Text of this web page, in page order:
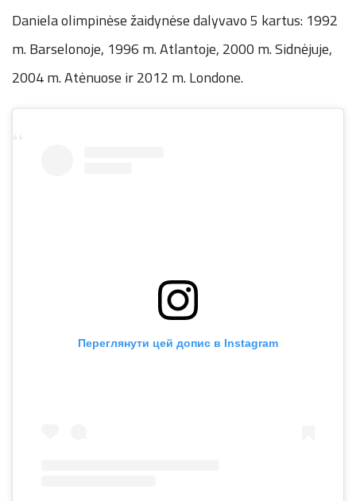
Daniela olimpinėse žaidynėse dalyvavo 5 kartus: 1992
m. Barselonoje, 1996 m. Atlantoje, 2000 m. Sidnėjuje,
2004 m. Atėnuose ir 2012 m. Londone.
Переглянути цей допис в Instagram